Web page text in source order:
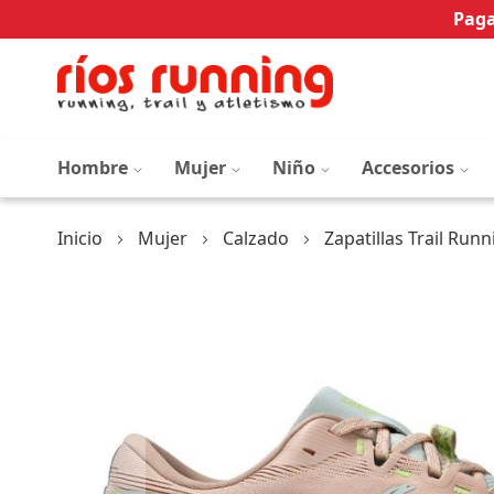
Hombre Mujer Niño Accesorios
Inicio Mujer Calzado Zapatillas Trail
imágenes